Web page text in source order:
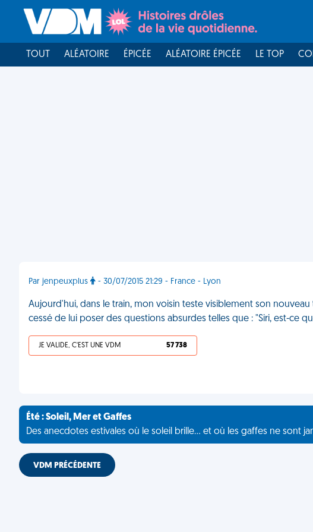
TOUT ALÉATOIRE ÉPICÉE ALÉATOIRE ÉPICÉE LE TOP
Par jenpeuxplus - 30/07/2015 21:29 - France - Lyon
Aujourd'hui, dans le train, mon voisin teste visiblement son
cessé de lui poser des questions absurdes telles que : "Siri, est-ce
JE VALIDE, C'EST UNE VDM 57 738
Été : Soleil, Mer et Gaffes
Des anecdotes estivales où le soleil brille... et où les gaffes ne sont
VDM PRÉCÉDENTE